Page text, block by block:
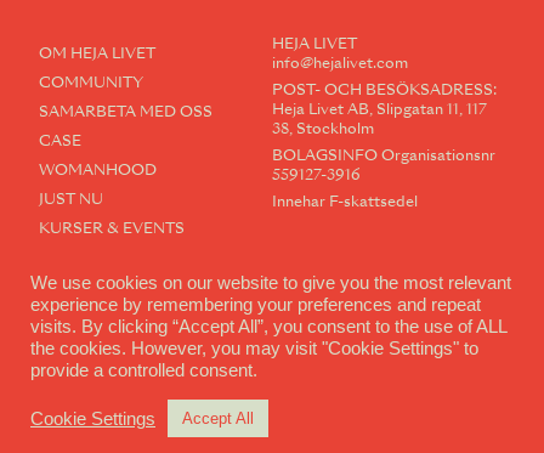
OM HEJA LIVET
COMMUNITY
SAMARBETA MED OSS
CASE
WOMANHOOD
JUST NU
KURSER & EVENTS
KONTAKT
HEJA LIVET
info@hejalivet.com
POST- OCH BESÖKSADRESS:
Heja Livet AB, Slipgatan 11, 117
38, Stockholm
BOLAGSINFO Organisationsnr
559127-3916
Innehar F-skattsedel
COMMUNITY
We use cookies on our website to give you the most relevant
experience by remembering your preferences and repeat
visits. By clicking “Accept All”, you consent to the use of ALL
the cookies. However, you may visit "Cookie Settings" to
provide a controlled consent.
Cookie Settings Accept All